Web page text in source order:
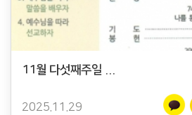
11월 다섯째주일 ...
2025.11.29